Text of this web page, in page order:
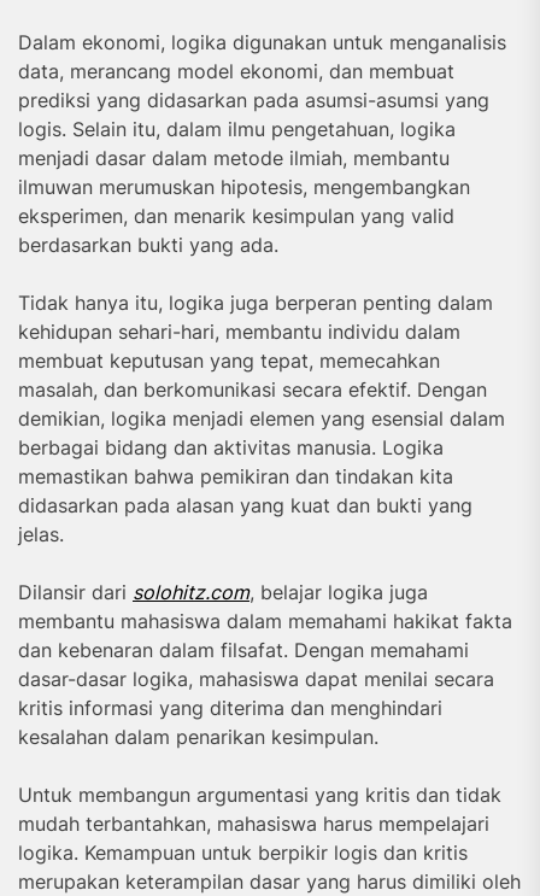
Dalam ekonomi, logika digunakan untuk menganalisis
data, merancang model ekonomi, dan membuat
prediksi yang didasarkan pada asumsi-asumsi yang
logis. Selain itu, dalam ilmu pengetahuan, logika
menjadi dasar dalam metode ilmiah, membantu
ilmuwan merumuskan hipotesis, mengembangkan
eksperimen, dan menarik kesimpulan yang valid
berdasarkan bukti yang ada.
Tidak hanya itu, logika juga berperan penting dalam
kehidupan sehari-hari, membantu individu dalam
membuat keputusan yang tepat, memecahkan
masalah, dan berkomunikasi secara efektif. Dengan
demikian, logika menjadi elemen yang esensial dalam
berbagai bidang dan aktivitas manusia. Logika
memastikan bahwa pemikiran dan tindakan kita
didasarkan pada alasan yang kuat dan bukti yang
jelas.
Dilansir dari solohitz.com, belajar logika juga
membantu mahasiswa dalam memahami hakikat fakta
dan kebenaran dalam filsafat. Dengan memahami
dasar-dasar logika, mahasiswa dapat menilai secara
kritis informasi yang diterima dan menghindari
kesalahan dalam penarikan kesimpulan.
Untuk membangun argumentasi yang kritis dan tidak
mudah terbantahkan, mahasiswa harus mempelajari
logika. Kemampuan untuk berpikir logis dan kritis
merupakan keterampilan dasar yang harus dimiliki oleh